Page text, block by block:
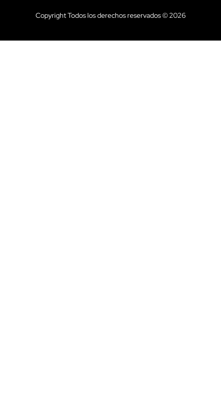
Copyright Todos los derechos reservados © 2026